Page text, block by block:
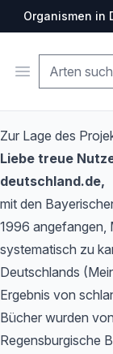
Organismen in
Open menu
Zur Lage des
Liebe treue
deutschland.de,
mit den
1996 angefangen,
systematisch zu
Deutschlands
Ergebnis von
Bücher wurden
Regensburgische